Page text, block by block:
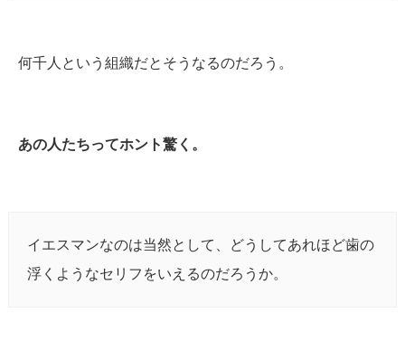
何千人という組織だとそうなるのだろう。
あの人たちってホント驚く。
イエスマンなのは当然として、どうしてあれほど歯の
浮くようなセリフをいえるのだろうか。